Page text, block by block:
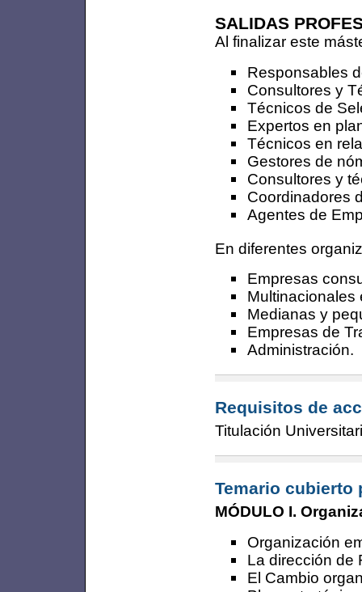
SALIDAS
Al finalizar este
Responsables
Consultores y
Técnicos de
Expertos en
Técnicos en
Gestores de
Consultores y
Coordinadores
Agentes de
En diferentes
Empresas
Multinacionales
Medianas y
Empresas de
Administración.
Requisitos de
Titulación
Temario cubierto
MÓDULO I.
Organización
La dirección de
El Cambio